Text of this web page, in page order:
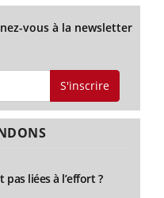
vous à la newsletter
S'inscrire
liées à l’effort ?